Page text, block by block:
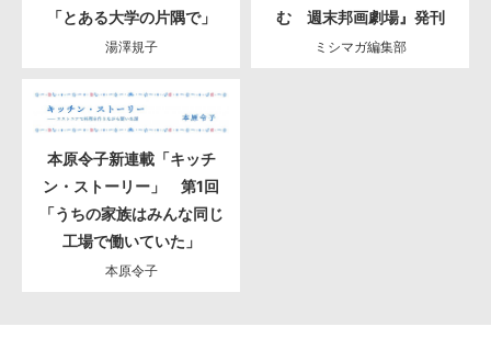
「とある大学の片隅で」
湯澤規子
む 週末邦画劇場』発刊
ミシマガ編集部
本原令子新連載「キッチ
ン・ストーリー」 第1回
「うちの家族はみんな同じ
工場で働いていた」
本原令子